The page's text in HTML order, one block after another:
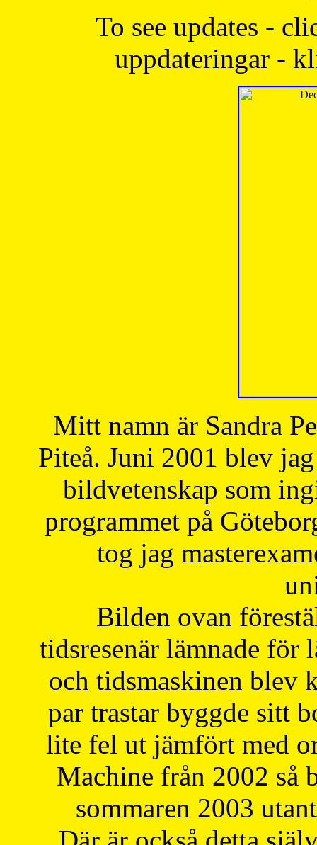
To see updates -
uppdateringar -
Mitt namn är Sandra
Piteå. Juni 2001 blev
bildvetenskap som
programmet på
tog jag
Bilden ovan
tidsresenär lämnade för
och tidsmaskinen blev
par trastar byggde sitt
lite fel ut jämfört med
Machine från 2002 så
sommaren 2003